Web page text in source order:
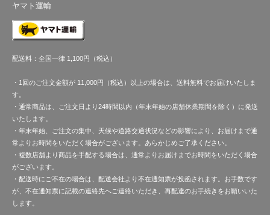
ヤマト運輸
配送料：全国一律 1,100円（税込）
・1回のご注文金額が 11,000円（税込）以上の場合は、送料無料でお届けいたしま
す。
・通常商品は、ご注文日より24時間以内（年末年始の店舗休業期間を除く）に発送
いたします。
・年末年始、ご注文の集中、天候や道路交通状況などの影響により、お届けまで通
常よりお時間をいただく場合がございます。あらかじめご了承ください。
・複数店舗より商品を手配する場合は、通常よりお届けまでお時間をいただく場合
がございます。
・配送時にご不在の場合は、配送会社より不在通知票が投函されます。お手数です
が、不在通知票に記載の連絡先へご連絡いただき、再配達のお手続きをお願いいた
します。